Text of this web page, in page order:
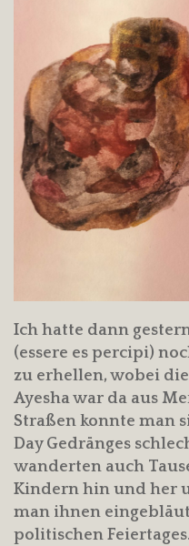
Ich hatte dann
(essere es percipi)
zu erhellen, wobei
Ayesha war da aus
Straßen konnte man
Day Gedränges
wanderten auch
Kindern hin und her
man ihnen
politischen